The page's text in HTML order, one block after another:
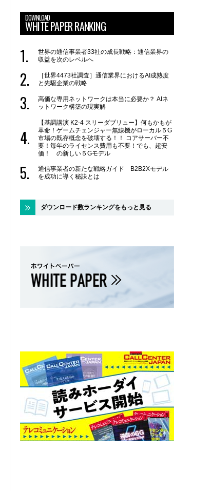
DOWNLOAD
WHITE PAPER RANKING
世界の通信事業者33社の成長戦略：通信業界の
収益を次のレベルへ
［世界4473社調査］通信業界におけるAI成熟度
と先駆企業の戦略
高価な専用ネットワークは本当に必要か？ AIネ
ットワーク構築の現実解
【基調講演 K2-4 スリーダブリュー】何もかもが
革命！ゲームチェンジャー無線機がローカル５G
市場の既存概念を破壊する！！ コアサーバー不
要！毎年のライセンス費用も不要！でも、超安
価！ の新しい５Gモデル
通信事業者の新たな戦略ガイド B2B2Xモデル
を成功に導く秘訣とは
ダウンロード数ランキングをもっと見る